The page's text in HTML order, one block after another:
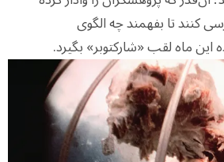
کنند تا بفهمند چه الگوی
ماه لقب «شارکتوبر» بگیرد.